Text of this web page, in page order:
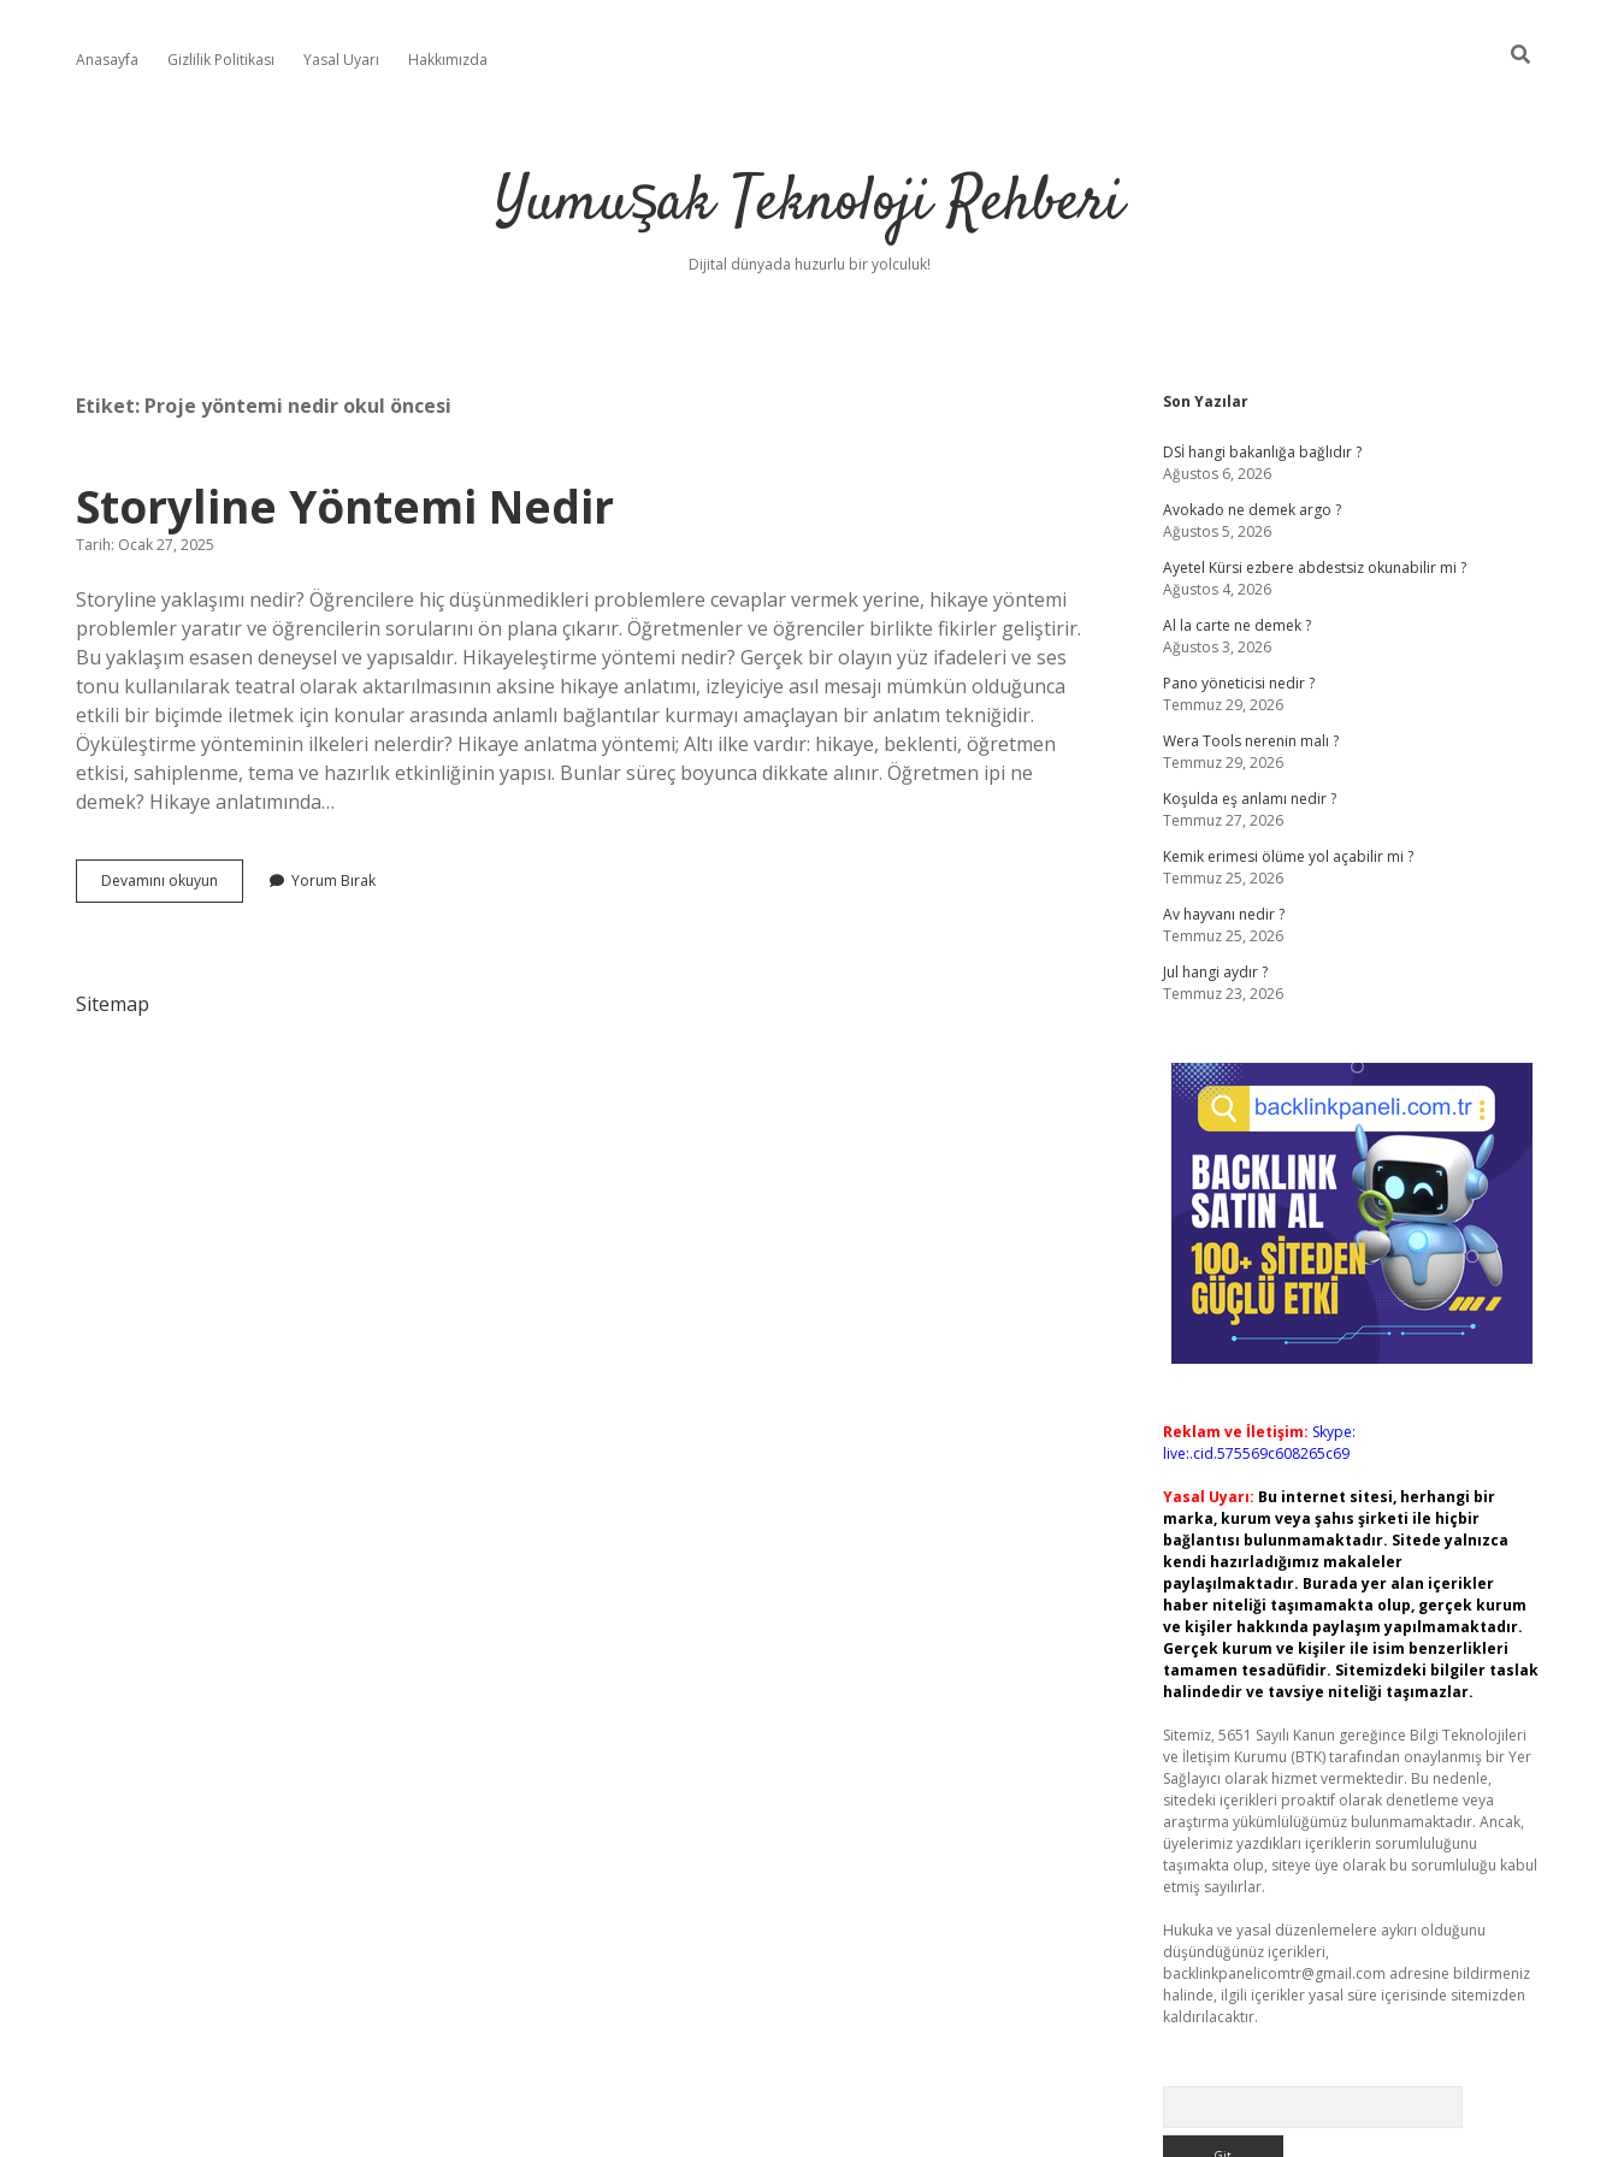
Anasayfa Gizlilik Politikası Yasal Uyarı Hakkımızda
Yumuşak Teknoloji Rehberi
Dijital dünyada huzurlu bir yolculuk!
Etiket: Proje yöntemi nedir okul öncesi
Storyline Yöntemi Nedir
Tarih: Ocak 27, 2025
Storyline yaklaşımı nedir? Öğrencilere hiç düşünmedikleri problemlere cevaplar vermek yerine, hikaye yöntemi
problemler yaratır ve öğrencilerin sorularını ön plana çıkarır. Öğretmenler ve öğrenciler birlikte fikirler geliştirir.
Bu yaklaşım esasen deneysel ve yapısaldır. Hikayeleştirme yöntemi nedir? Gerçek bir olayın yüz ifadeleri ve ses
tonu kullanılarak teatral olarak aktarılmasının aksine hikaye anlatımı, izleyiciye asıl mesajı mümkün olduğunca
etkili bir biçimde iletmek için konular arasında anlamlı bağlantılar kurmayı amaçlayan bir anlatım tekniğidir.
Öyküleştirme yönteminin ilkeleri nelerdir? Hikaye anlatma yöntemi; Altı ilke vardır: hikaye, beklenti, öğretmen
etkisi, sahiplenme, tema ve hazırlık etkinliğinin yapısı. Bunlar süreç boyunca dikkate alınır. Öğretmen ipi ne
demek? Hikaye anlatımında…
Devamını okuyun Storyline
Yöntemi
Yorum Bırak
Sitemap
Sidebar
Son Yazılar
DSİ hangi bakanlığa bağlıdır ?
Ağustos 6, 2026
Avokado ne demek argo ?
Ağustos 5, 2026
Ayetel Kürsi ezbere abdestsiz okunabilir mi ?
Ağustos 4, 2026
Al la carte ne demek ?
Ağustos 3, 2026
Pano yöneticisi nedir ?
Temmuz 29, 2026
Wera Tools nerenin malı ?
Temmuz 29, 2026
Koşulda eş anlamı nedir ?
Temmuz 27, 2026
Kemik erimesi ölüme yol açabilir mi ?
Temmuz 25, 2026
Av hayvanı nedir ?
Temmuz 25, 2026
Jul hangi aydır ?
Temmuz 23, 2026
Reklam ve İletişim: Skype:
live:.cid.575569c608265c69
Yasal Uyarı: Bu internet sitesi, herhangi bir
marka, kurum veya şahıs şirketi ile hiçbir
bağlantısı bulunmamaktadır. Sitede yalnızca
kendi hazırladığımız makaleler
paylaşılmaktadır. Burada yer alan içerikler
haber niteliği taşımamakta olup, gerçek kurum
ve kişiler hakkında paylaşım yapılmamaktadır.
Gerçek kurum ve kişiler ile isim benzerlikleri
tamamen tesadüfidir. Sitemizdeki bilgiler taslak
halindedir ve tavsiye niteliği taşımazlar.
Sitemiz, 5651 Sayılı Kanun gereğince Bilgi Teknolojileri
ve İletişim Kurumu (BTK) tarafından onaylanmış bir Yer
Sağlayıcı olarak hizmet vermektedir. Bu nedenle,
sitedeki içerikleri proaktif olarak denetleme veya
araştırma yükümlülüğümüz bulunmamaktadır. Ancak,
üyelerimiz yazdıkları içeriklerin sorumluluğunu
taşımakta olup, siteye üye olarak bu sorumluluğu kabul
etmiş sayılırlar.
Hukuka ve yasal düzenlemelere aykırı olduğunu
düşündüğünüz içerikleri,
backlinkpanelicomtr@gmail.com adresine bildirmeniz
halinde, ilgili içerikler yasal süre içerisinde sitemizden
kaldırılacaktır.